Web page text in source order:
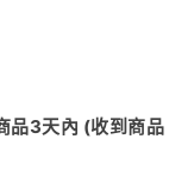
品3天內 (收到商品